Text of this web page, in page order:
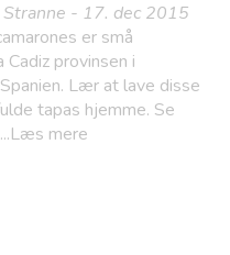
- 17. dec 2015
er små
Cadiz provinsen i
Lær at lave disse
tapas hjemme. Se
mere